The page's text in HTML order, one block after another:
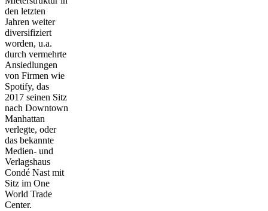
den letzten
Jahren weiter
diversifiziert
worden, u.a.
durch vermehrte
Ansiedlungen
von Firmen wie
Spotify, das
2017 seinen Sitz
nach Downtown
Manhattan
verlegte, oder
das bekannte
Medien- und
Verlagshaus
Condé Nast mit
Sitz im One
World Trade
Center.